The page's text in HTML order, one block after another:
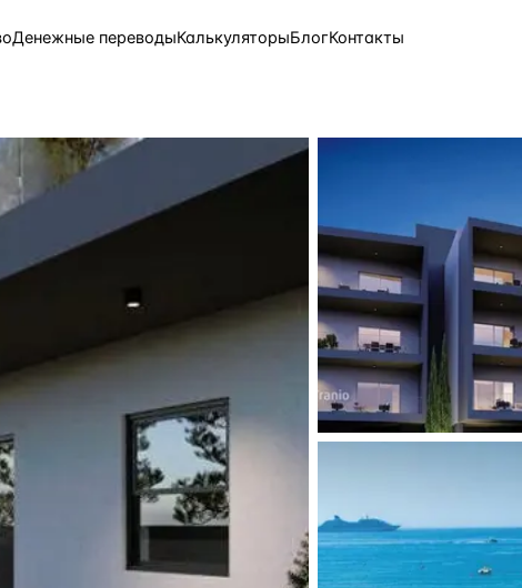
Денежные переводыКалькуляторыБлогКонтакты
5 430 объектов
3 906 объектов
2 797 объектов
Россия · 3 920
Турция · 2 556
Таиланд · 2 172
Греция